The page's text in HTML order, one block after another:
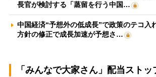
長官が検討する「蒸留を行う中国…
中国経済“予想外の低成長”で政策のテコ
方針の修正で成長加速が予想さ…
「みんなで大家さん」配当スト